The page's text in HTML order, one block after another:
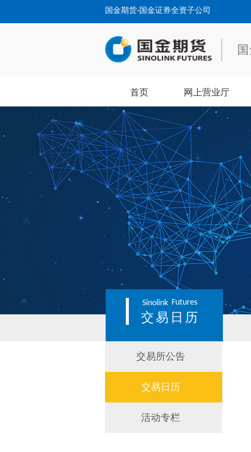
国金期货-国金证券全资子公司
首页 网上营业厅
Sinolink Futures
交易日历
交易所公告
交易日历
活动专栏